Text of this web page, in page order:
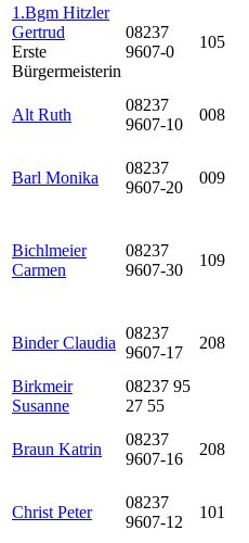
1.Bgm Hitzler
Gertrud
Erste
Bürgermeisterin
08237
9607-0
105
Alt Ruth
08237
9607-10
008
Barl Monika
08237
9607-20
009
Bichlmeier
Carmen
08237
9607-30
109
Binder Claudia
08237
9607-17
208
Birkmeir
Susanne
08237 95
27 55
Braun Katrin
08237
9607-16
208
Christ Peter
08237
9607-12
101